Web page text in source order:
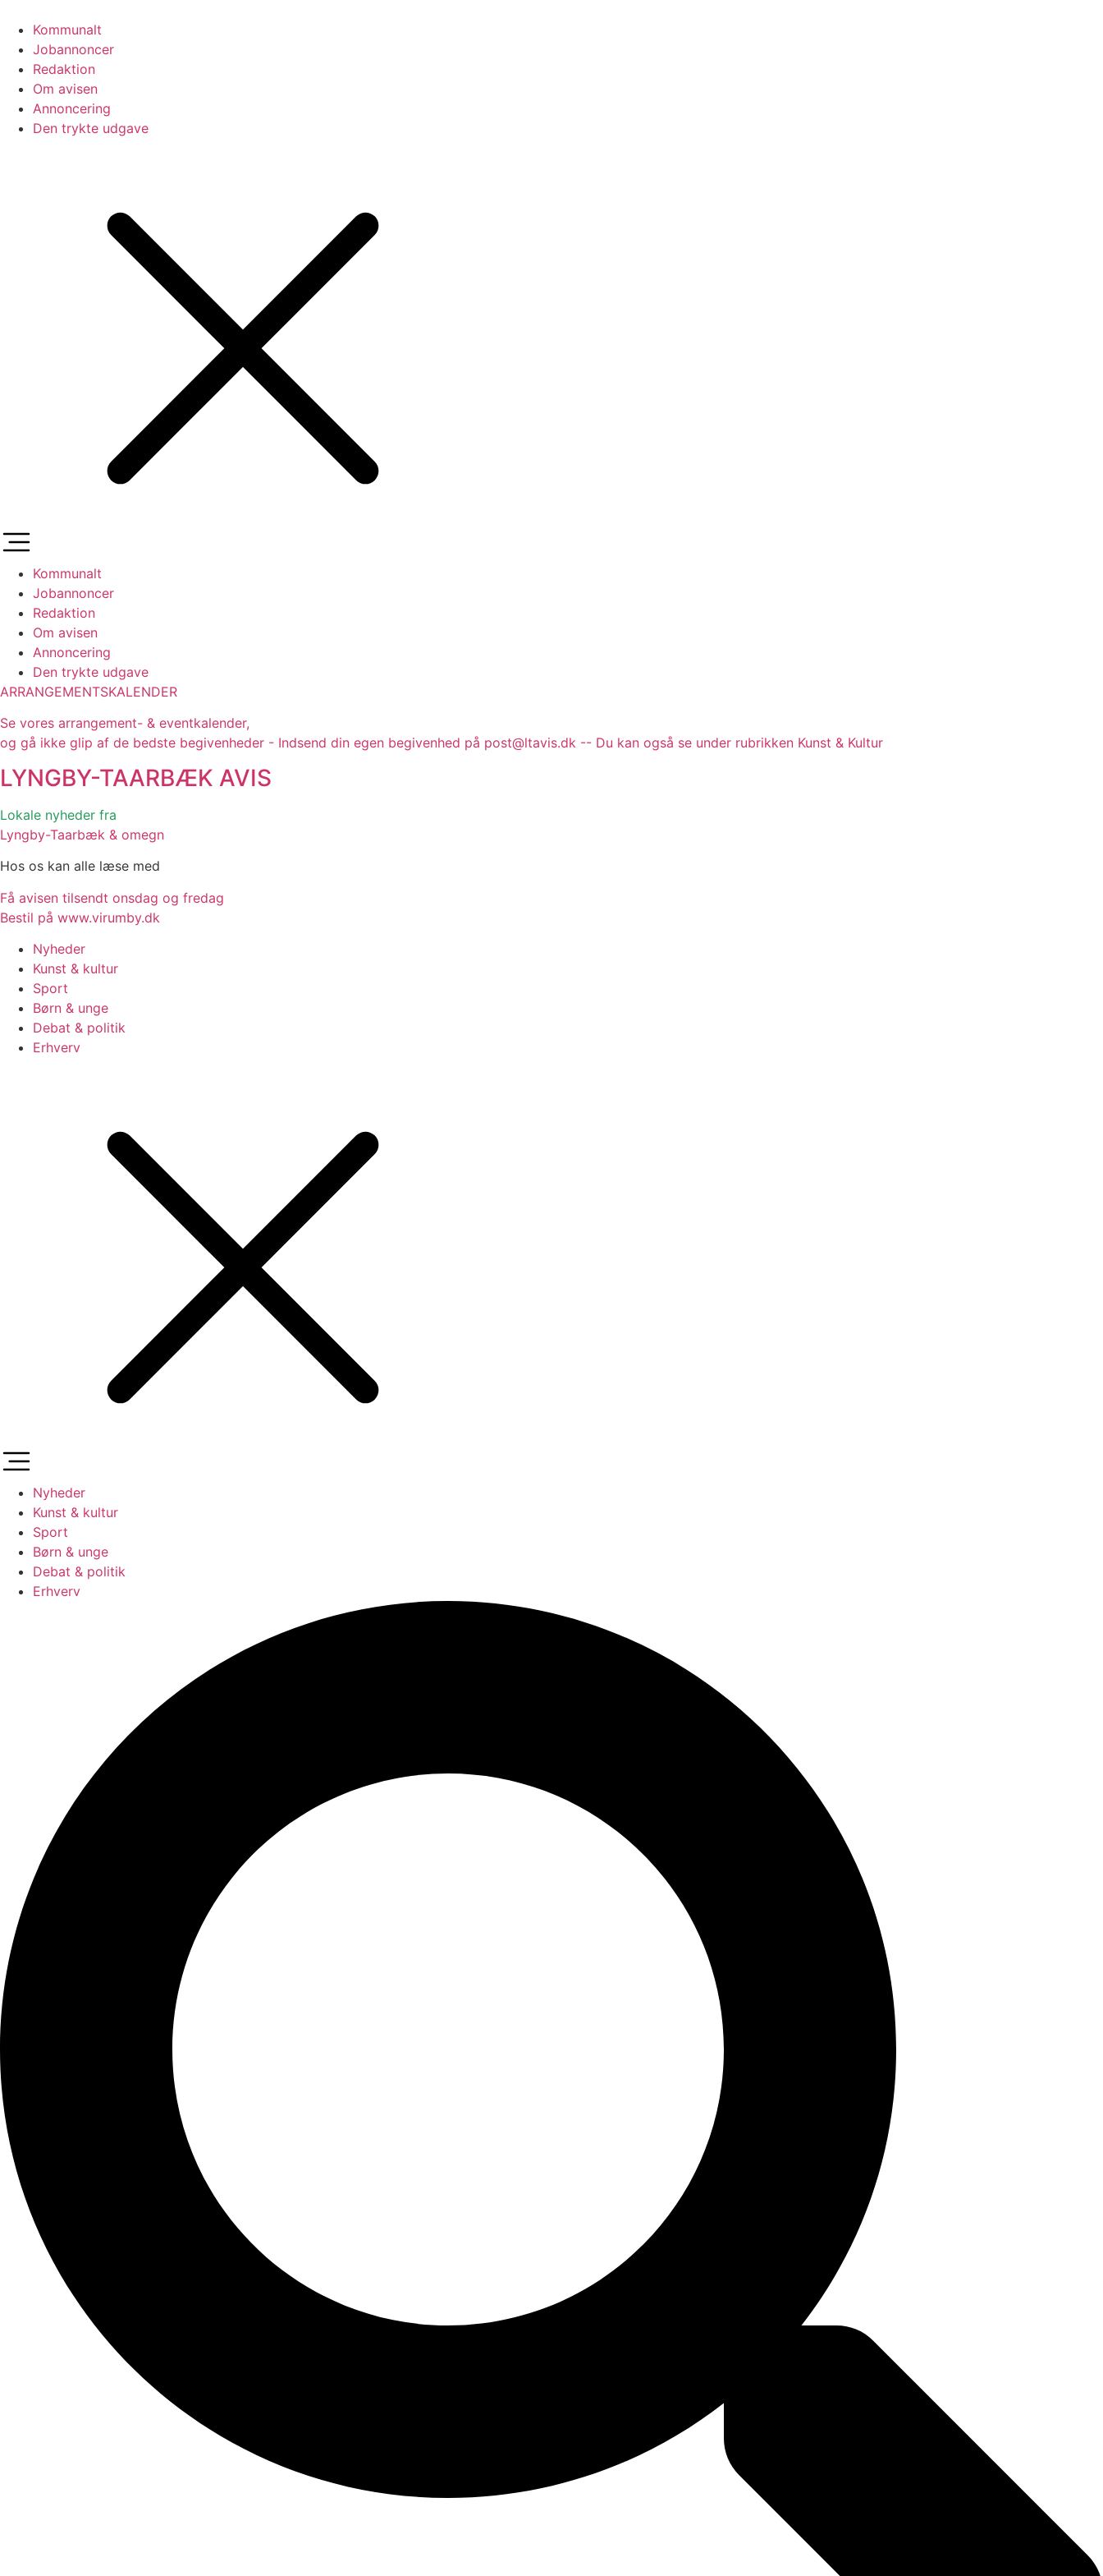
indhold
Kommunalt
Jobannoncer
Redaktion
Om avisen
Annoncering
Den trykte udgave
Kommunalt
Jobannoncer
Redaktion
Om avisen
Annoncering
Den trykte udgave
ARRANGEMENTSKALENDER
Se vores arrangement- & eventkalender,
og gå ikke glip af de bedste begivenheder - Indsend din egen begivenhed på post@ltavis.dk -- Du kan også se under rubrikken Kunst & Kultur
LYNGBY-TAARBÆK AVIS
Lokale nyheder fra
Lyngby-Taarbæk & omegn
Hos os kan alle læse med
Få avisen tilsendt onsdag og fredag
Bestil på www.virumby.dk
Nyheder
Kunst & kultur
Sport
Børn & unge
Debat & politik
Erhverv
Nyheder
Kunst & kultur
Sport
Børn & unge
Debat & politik
Erhverv